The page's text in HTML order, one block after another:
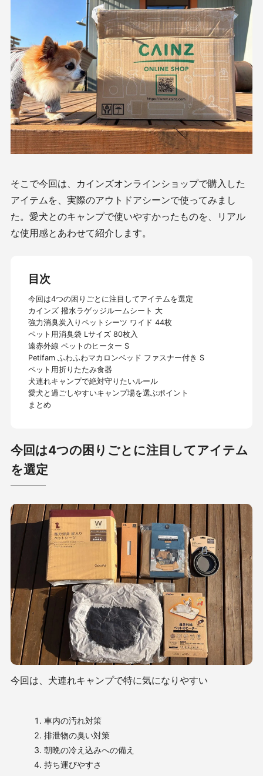
そこで今回は、カインズオンラインショップで購入した
アイテムを、実際のアウトドアシーンで使ってみまし
た。愛犬とのキャンプで使いやすかったものを、リアル
な使用感とあわせて紹介します。
目次
今回は4つの困りごとに注目してアイテムを選定
カインズ 撥水ラゲッジルームシート 大
強力消臭炭入りペットシーツ ワイド 44枚
ペット用消臭袋 Lサイズ 80枚入
遠赤外線 ペットのヒーター S
Petifam ふわふわマカロンベッド ファスナー付き S
ペット用折りたたみ食器
犬連れキャンプで絶対守りたいルール
愛犬と過ごしやすいキャンプ場を選ぶポイント
まとめ
今回は4つの困りごとに注目してアイテム
を選定
今回は、犬連れキャンプで特に気になりやすい
車内の汚れ対策
排泄物の臭い対策
朝晩の冷え込みへの備え
持ち運びやすさ